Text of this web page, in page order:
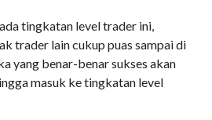
tingkatan level trader ini,
trader lain cukup puas sampai di
yang benar-benar sukses akan
masuk ke tingkatan level